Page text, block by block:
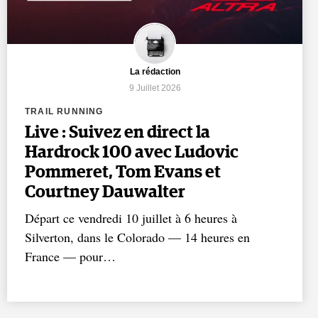
La rédaction
9 Juillet 2026
TRAIL RUNNING
Live : Suivez en direct la
Hardrock 100 avec Ludovic
Pommeret, Tom Evans et
Courtney Dauwalter
Départ ce vendredi 10 juillet à 6 heures à
Silverton, dans le Colorado — 14 heures en
France — pour…